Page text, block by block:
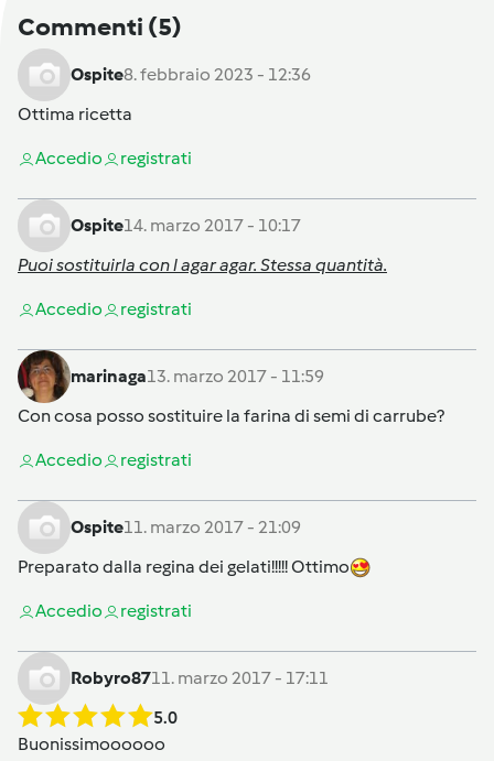
Commenti (5)
Ospite8. febbraio 2023 - 12:36
Ottima ricetta
Accedio registrati
Ospite14. marzo 2017 - 10:17
Puoi sostituirla con l agar agar. Stessa quantità.
Accedio registrati
marinaga13. marzo 2017 - 11:59
Con cosa posso sostituire la farina di semi di carrube?
Accedio registrati
Ospite11. marzo 2017 - 21:09
Preparato dalla regina dei gelati!!!!! Ottimo
Accedio registrati
Robyro8711. marzo 2017 - 17:11
5.0
Buonissimoooooo